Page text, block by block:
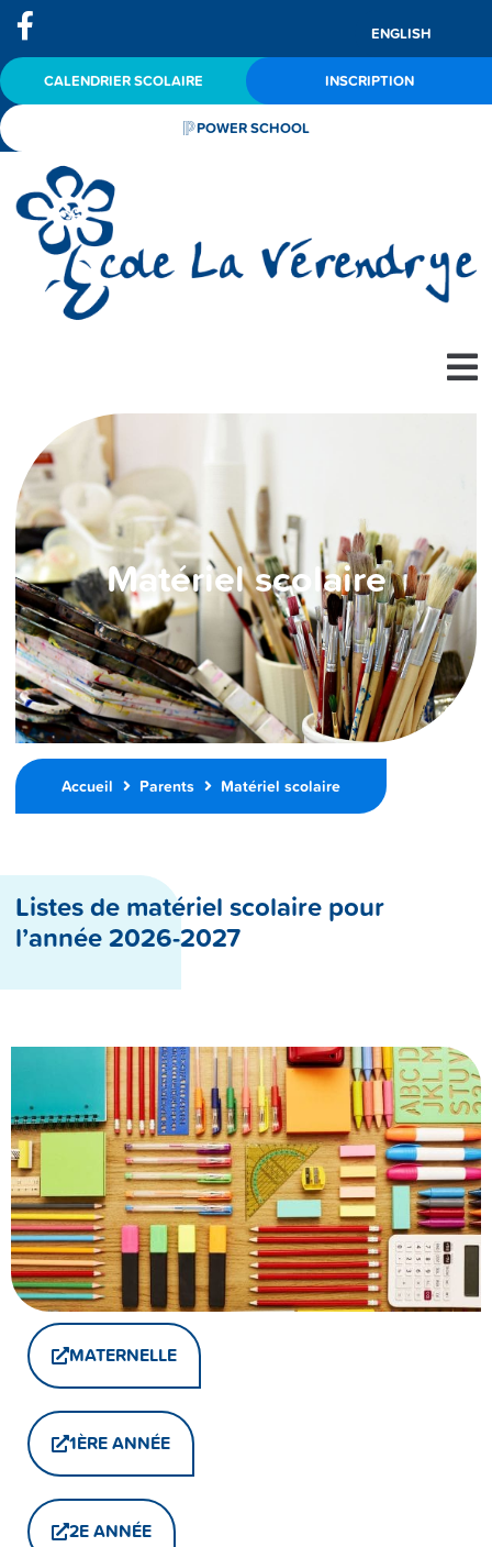
ENGLISH
CALENDRIER SCOLAIRE INSCRIPTION
POWER SCHOOL
Matériel scolaire
Accueil Parents Matériel scolaire
Listes de matériel scolaire pour
l’année 2026-2027
MATERNELLE
1ÈRE ANNÉE
2E ANNÉE